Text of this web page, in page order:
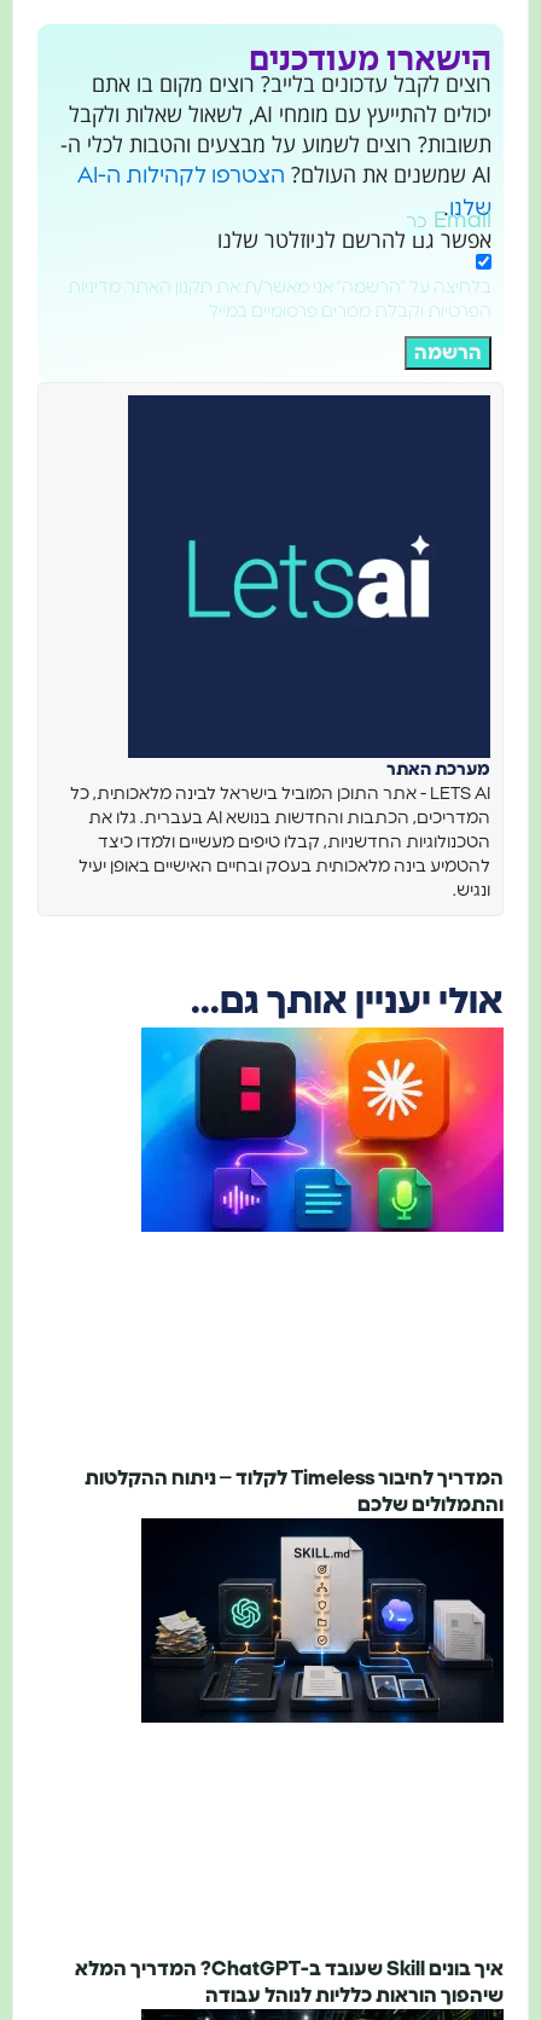
הישארו מעודכנים
רוצים לקבל עדכונים בלייב? רוצים מקום בו אתם
יכולים להתייעץ עם מומחי AI, לשאול שאלות ולקבל
תשובות? רוצים לשמוע על מבצעים והטבות לכלי ה-
הצטרפו לקהילות ה-AI
אפשר גם להרשם לניוזלטר שלנו
Email
בלחיצה על "הרשמה" אני מאשר/ת את תקנון האתר, מדיניות
הפרטיות וקבלת מסרים פרסומיים במייל
הרשמה
מערכת האתר
LETS AI - אתר התוכן המוביל בישראל לבינה מלאכותית, כל
המדריכים, הכתבות והחדשות בנושא AI בעברית. גלו את
הטכנולוגיות החדשניות, קבלו טיפים מעשיים ולמדו כיצד
להטמיע בינה מלאכותית בעסק ובחיים האישיים באופן יעיל
יעניין אותך גם...
המדריך לחיבור Timeless לקלוד – ניתוח ההקלטות
שלכם
איך בונים Skill שעובד ב-ChatGPT? המדריך המלא
הוראות כלליות לנוהל עבודה